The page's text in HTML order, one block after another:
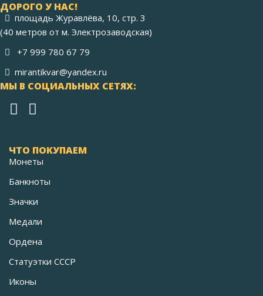
ДОРОГО У НАС!
площадь Журавлёва, 10, стр. 3
(40 метров от м. Электрозаводская)
+7 999 780 67 79
mirantikvar@yandex.ru
МЫ В СОЦИАЛЬНЫХ СЕТЯХ:
ЧТО ПОКУПАЕМ
Монеты
Банкноты
Значки
Медали
Ордена
Статуэтки СССР
Иконы